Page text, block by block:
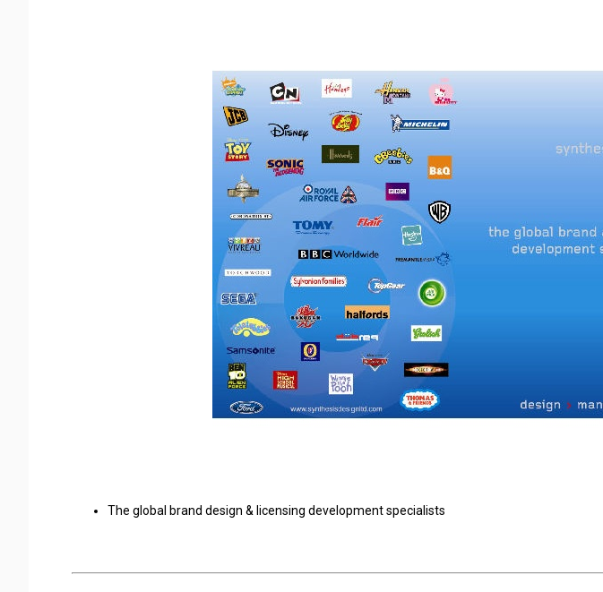
The global brand design & licensing development specialists